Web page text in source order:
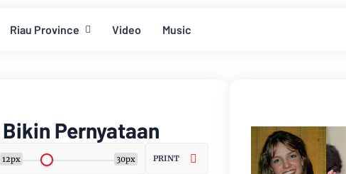
Riau Province Video Music
Pernyataan
12px 30px PRINT